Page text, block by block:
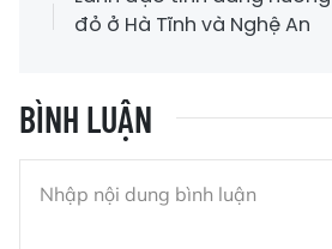
đỏ ở Hà Tĩnh và Nghệ An
BÌNH LUẬN